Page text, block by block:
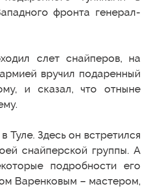
фронта генерал-
слет снайперов, на
вручил подаренный
и сказал, что отныне
Здесь он встретился
снайперской группы. А
подробности его
Варенковым – мастером,